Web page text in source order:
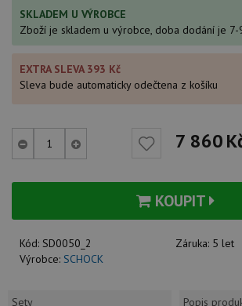
SKLADEM U VÝROBCE
Zboží je skladem u výrobce, doba dodání je 7-
EXTRA SLEVA 393 Kč
Sleva bude automaticky odečtena z košíku
7 860
KOUPIT
Kód: SD0050_2 Záruka: 5 let
Výrobce: SCHOCK
Sety
Popis